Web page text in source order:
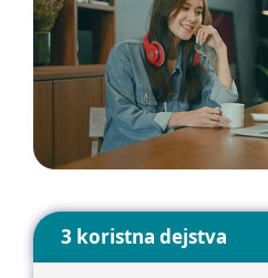
3 koristna dejstva